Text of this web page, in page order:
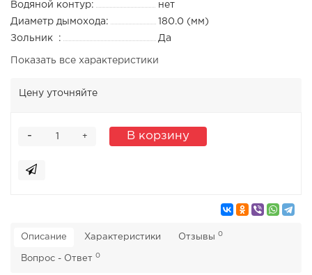
Водяной контур:
нет
Диаметр дымохода:
180.0 (мм)
Зольник :
Да
Показать все характеристики
Цену уточняйте
+
- В корзину
Описание Характеристики Отзывы 0
Вопрос - Ответ 0